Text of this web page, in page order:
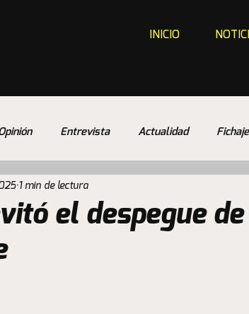
INICIO
Entrevista Actualidad
el despegue de
1 min de lectura